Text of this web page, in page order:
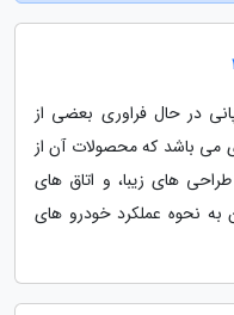
در حال فراوری بعضی از
می باشد که محصولات آن از
طراحی های زیبا، و اتاق های
به نحوه عملکرد خودرو های